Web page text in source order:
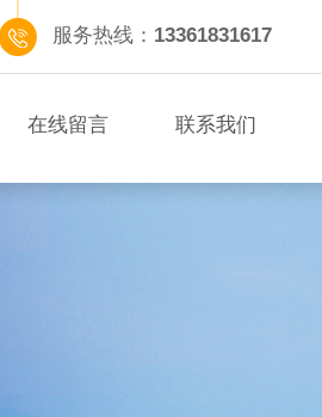
服务热线： 13361831617
在线留言 联系我们